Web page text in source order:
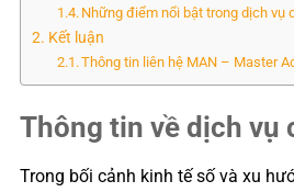
Những điểm nổi bật trong dịch vụ
Kết luận
Thông tin liên hệ MAN – Master
Thông tin về dịch vụ
Trong bối cảnh kinh tế số và xu